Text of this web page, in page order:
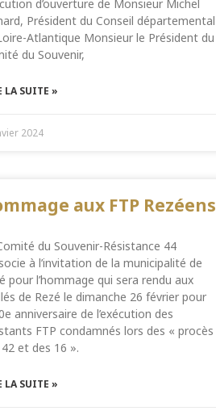
d’ouverture de Monsieur Michel
Président du Conseil départemental
Atlantique Monsieur le Président du
du Souvenir,
LA SUITE »
2024
aux FTP Rezéens
du Souvenir-Résistance 44
à l’invitation de la municipalité de
pour l’hommage qui sera rendu aux
de Rezé le dimanche 26 février pour
anniversaire de l’exécution des
FTP condamnés lors des « procès
et des 16 ».
LA SUITE »